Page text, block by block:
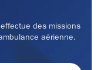
des missions
aérienne.